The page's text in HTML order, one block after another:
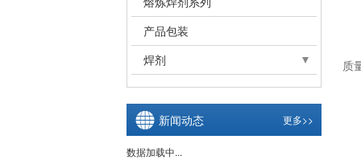
质
产品包装
焊剂
熔炼焊剂
埋弧焊剂
更多>>
新闻动态
数据加载中...